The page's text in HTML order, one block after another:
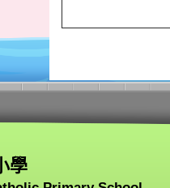
學